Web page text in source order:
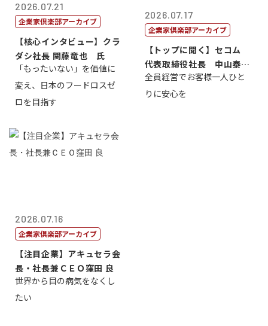
2026.07.21
企業家倶楽部アーカイブ
【核心インタビュー】クラ
ダシ社長 関藤竜也 氏
「もったいない」を価値に
変え、日本のフードロスゼ
ロを目指す
2026.07.17
企業家倶楽部アーカイブ
【トップに聞く】セコム
代表取締役社長 中山泰
男
全員経営でお客様一人ひと
りに安心を
2026.07.16
企業家倶楽部アーカイブ
【注目企業】アキュセラ会
長・社長兼ＣＥＯ窪田 良
世界から目の病気をなくし
たい